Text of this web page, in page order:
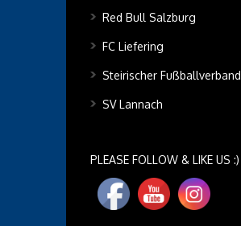
Red Bull Salzburg
FC Liefering
Steirischer Fußballverband
SV Lannach
PLEASE FOLLOW & LIKE US :)